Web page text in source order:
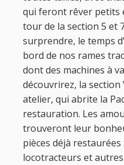
qui feront rêver petits
tour de la section 5 et
surprendre, le temps
bord de nos rames
dont des machines à
découvrirez, la
atelier, qui abrite la
restauration. Les
trouveront leur
pièces déjà
locotracteurs et